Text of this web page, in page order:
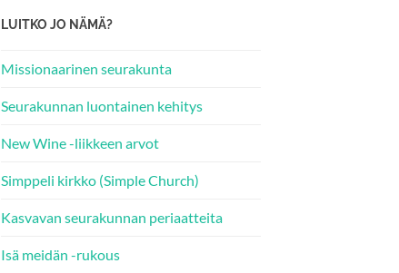
LUITKO JO NÄMÄ?
Missionaarinen seurakunta
Seurakunnan luontainen kehitys
New Wine -liikkeen arvot
Simppeli kirkko (Simple Church)
Kasvavan seurakunnan periaatteita
Isä meidän -rukous